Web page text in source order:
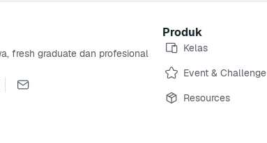
fresh graduate dan profesional
Produk
Kelas
Event & Challenge
Resources